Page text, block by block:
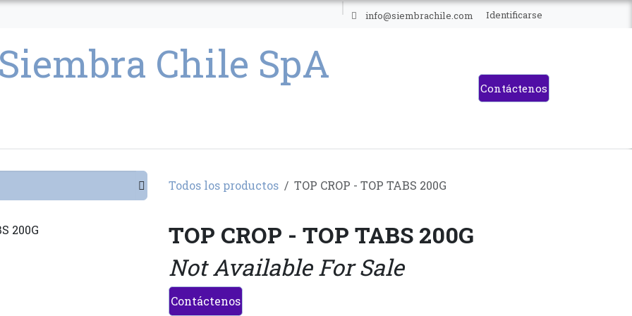
info@siembrachile.com Identificarse
Contáctenos
Todos los productos TOP CROP - TOP TABS 200G
TOP CROP - TOP TABS 200G
Not Available For Sale
Contáctenos